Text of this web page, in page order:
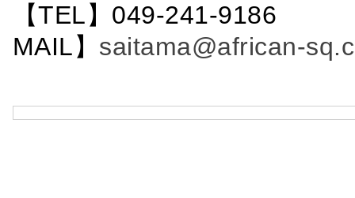
【TEL】049-241-
MAIL】 saitama@african-